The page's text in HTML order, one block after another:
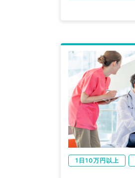
1日10万円以上